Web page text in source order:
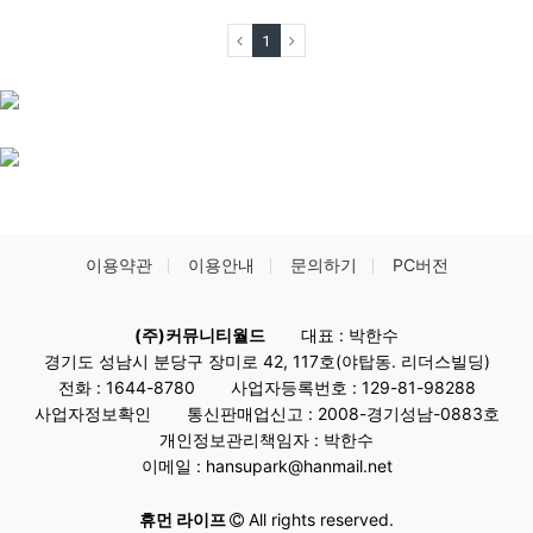
1 (current)
이용약관 이용안내 문의하기 PC버전
(주)커뮤니티월드
대표 : 박한수
경기도 성남시 분당구 장미로 42, 117호(야탑동. 리더스빌딩)
전화 : 1644-8780
사업자등록번호 : 129-81-98288
사업자정보확인
통신판매업신고 : 2008-경기성남-0883호
개인정보관리책임자 : 박한수
이메일 : hansupark@hanmail.net
휴먼 라이프 All rights reserved.